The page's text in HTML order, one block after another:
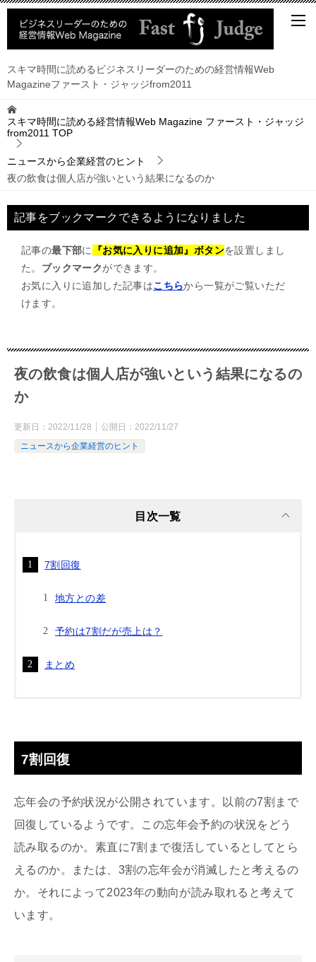
スキマ時間に読めるビジネスリーダーのための経営情報Web
Magazineファースト・ジャッジfrom2011
スキマ時間に読める経営情報Web Magazine ファースト・ジャッジ
from2011 TOP
ニュースから企業経営のヒント
夜の飲食は個人店が強いという結果になるのか
記事をブックマークできるようになりました
記事の最下部に 『お気に入りに追加』ボタンを設置しまし
た。 ブックマークができます。
お気に入りに追加した記事はこちらから一覧がご覧いただ
けます。
夜の飲食は個人店が強いという結果になるの
か
更新日： 2022/11/28 公開日： 2022/11/27
ニュースから企業経営のヒント
目次一覧
7割回復
地方との差
予約は7割だが売上は？
まとめ
7割回復
忘年会の予約状況が公開されています。以前の7割まで
回復しているようです。この忘年会予約の状況をどう
読み取るのか。素直に7割まで復活しているとしてとら
えるのか。または、3割の忘年会が消滅したと考えるの
か。それによって2023年の動向が読み取れると考えて
います。